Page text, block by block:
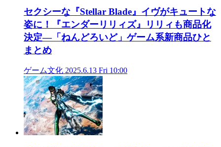
セクシーな『Stellar Blade』イヴがキュートな
姿に！『エンダーリリィズ』リリィも商品化
決定―「ねんどろいど」ゲーム系新商品ひと
まとめ
ゲーム文化 2025.6.13 Fri 10:00